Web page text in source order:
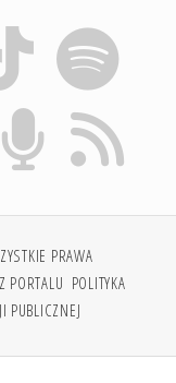
PRAWA
PORTALU POLITYKA
PUBLICZNEJ